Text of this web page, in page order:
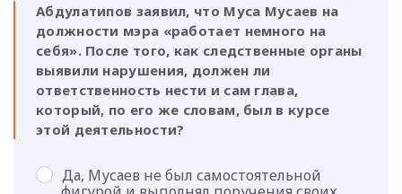
Абдулатипов заявил, что Муса Мусаев на
должности мэра «работает немного на
себя». После того, как следственные органы
выявили нарушения, должен ли
ответственность нести и сам глава,
который, по его же словам, был в курсе
этой деятельности?
Да, Мусаев не был самостоятельной